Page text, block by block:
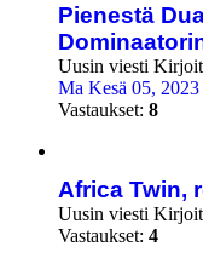
Pienestä
Uusin viesti
Ma Kesä 05,
Vastaukset: 8
Africa Twin,
Uusin viesti
Vastaukset: 4